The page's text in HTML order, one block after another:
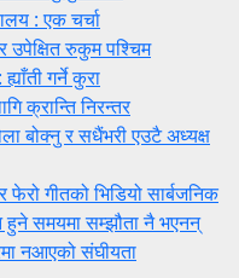
: एक चर्चा
उपेक्षित रुकुम पश्चिम
गर्ने कुरा
क्रान्ति निरन्तर
बोक्नु र सधैंभरी एउटै अध्यक्ष
गीतको भिडियो सार्बजनिक
हुने समयमा सम्झौता नै भएनन्
नआएको संघीयता